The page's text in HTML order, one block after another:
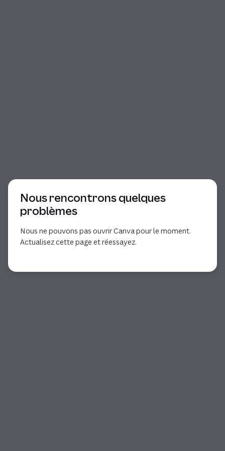
Nous rencontrons quelques
problèmes
Nous ne pouvons pas ouvrir Canva pour le moment.
Actualisez cette page et réessayez.